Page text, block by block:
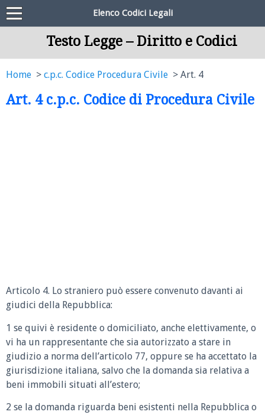
Elenco Codici Legali
Testo Legge – Diritto e Codici
Home c.p.c. Codice Procedura Civile Art. 4
Art. 4 c.p.c. Codice di Procedura Civile
Articolo 4. Lo straniero può essere convenuto davanti ai
giudici della Repubblica:
1 se quivi è residente o domiciliato, anche elettivamente, o
vi ha un rappresentante che sia autorizzato a stare in
giudizio a norma dell’articolo 77, oppure se ha accettato la
giurisdizione italiana, salvo che la domanda sia relativa a
beni immobili situati all’estero;
2 se la domanda riguarda beni esistenti nella Repubblica o